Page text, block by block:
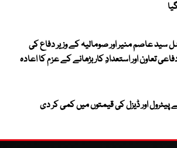
سید عاصم منیر اور صومالیہ کے وزیر دفاع کی
تعاون اور استعدادِ کار بڑھانے کے عزم کا اعادہ
اور ڈیزل کی قیمتوں میں کمی کر دی